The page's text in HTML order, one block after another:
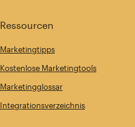
Ressourcen
Marketingtipps
Kostenlose Marketingtools
Marketingglossar
Integrationsverzeichnis